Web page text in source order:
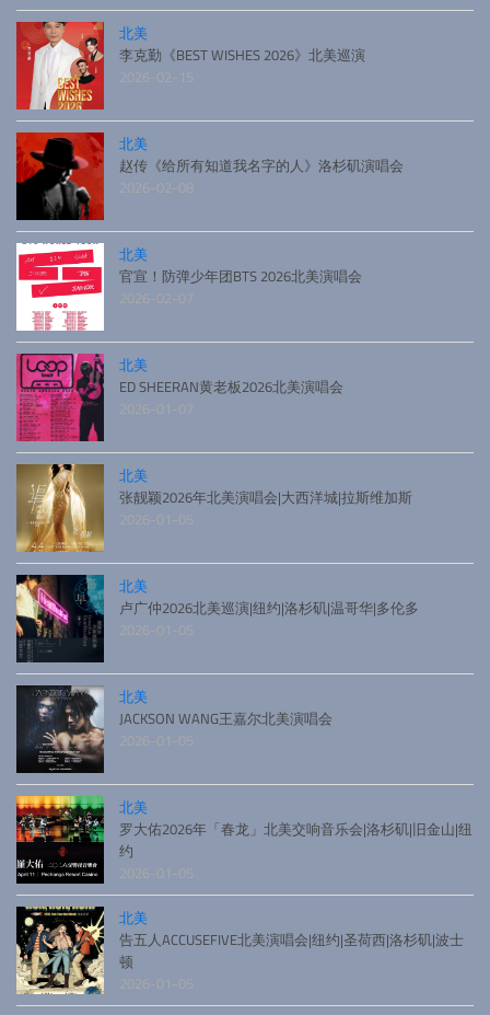
北美
李克勤《BEST WISHES 2026》北美巡演
2026-02-15
北美
赵传《给所有知道我名字的人》洛杉矶演唱会
2026-02-08
北美
官宣！防弹少年团BTS 2026北美演唱会
2026-02-07
北美
ED SHEERAN黄老板2026北美演唱会
2026-01-07
北美
张靓颖2026年北美演唱会|大西洋城|拉斯维加斯
2026-01-05
北美
卢广仲2026北美巡演|纽约|洛杉矶|温哥华|多伦多
2026-01-05
北美
JACKSON WANG王嘉尔北美演唱会
2026-01-05
北美
罗大佑2026年「春龙」北美交响音乐会|洛杉矶|旧金山|纽
约
2026-01-05
北美
告五人ACCUSEFIVE北美演唱会|纽约|圣荷西|洛杉矶|波士
顿
2026-01-05